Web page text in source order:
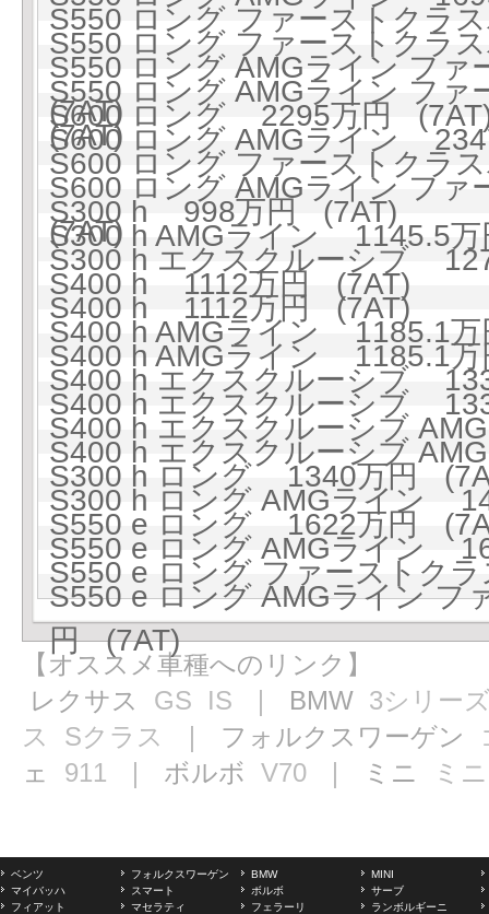
S550 ロング ファーストク
S550 ロング ファーストク
S550 ロング AMGライン フ
(7AT)
S550 ロング AMGライン フ
(7AT)
S600 ロング 2295万円
S600 ロング AMGライン
S600 ロング ファーストク
S600 ロング AMGライン フ
(7AT)
S300 h 998万円 (7AT)
S300 h AMGライン 1145.5
S300 h エクスクルーシブ
S400 h 1112万円 (7AT)
S400 h 1112万円 (7AT)
S400 h AMGライン 1185.1
S400 h AMGライン 1185.1
S400 h エクスクルーシブ
S400 h エクスクルーシブ
S400 h エクスクルーシブ
S400 h エクスクルーシブ
S300 h ロング 1340万円
S300 h ロング AMGライン
S550 e ロング 1622万円
S550 e ロング AMGライン
S550 e ロング ファーストク
S550 e ロング AMGライン
円 (7AT)
【オススメ車種へのリンク】
レクサス GS IS ｜ BMW 3シリー
ス
Sクラス ｜ フォルクスワーゲン
ェ 911 ｜ ボルボ V70 ｜ ミニ ミニ
ベンツ フォルクスワーゲン BMW
MINI
マイバッハ
スマート ボルボ
サーブ
フィアット
マセラティ フェラーリ ランボルギーニ